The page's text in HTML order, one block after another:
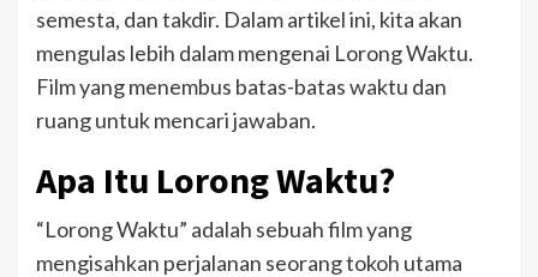
semesta, dan takdir. Dalam artikel ini, kita akan
mengulas lebih dalam mengenai Lorong Waktu.
Film yang menembus batas-batas waktu dan
ruang untuk mencari jawaban.
Apa Itu Lorong Waktu?
“Lorong Waktu” adalah sebuah film yang
mengisahkan perjalanan seorang tokoh utama